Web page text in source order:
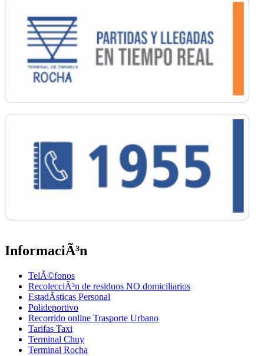
InformaciÃ³n
TelÃ©fonos
RecolecciÃ³n de residuos NO domiciliarios
EstadÃ­sticas Personal
Polideportivo
Recorrido online Trasporte Urbano
Tarifas Taxi
Terminal Chuy
Terminal Rocha